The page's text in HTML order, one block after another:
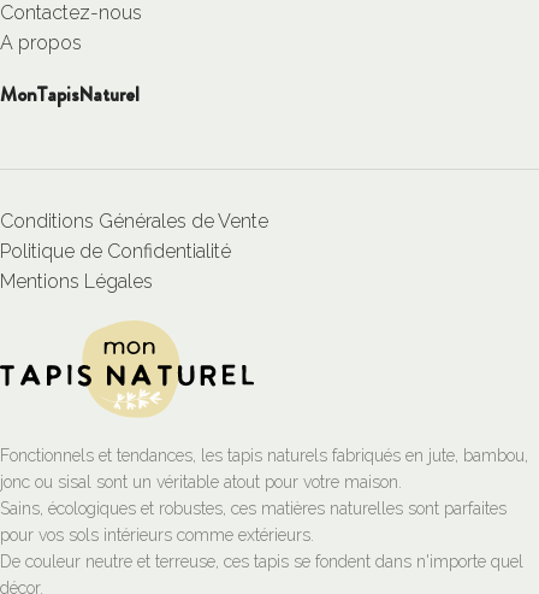
Contactez-nous
A propos
MonTapisNaturel
Conditions Générales de Vente
Politique de Confidentialité
Mentions Légales
Fonctionnels et tendances, les tapis naturels fabriqués en jute, bambou,
jonc ou sisal sont un véritable atout pour votre maison.
Sains, écologiques et robustes, ces matières naturelles sont parfaites
pour vos sols intérieurs comme extérieurs.
De couleur neutre et terreuse, ces tapis se fondent dans n'importe quel
décor.